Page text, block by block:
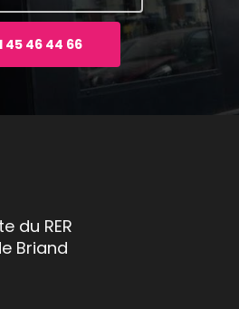
45 46 44 66
du RER
Briand